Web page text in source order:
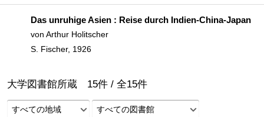
Das unruhige Asien : Reise durch Indien-China-Japan
von Arthur Holitscher
S. Fischer, 1926
大学図書館所蔵 15件 / 全15件
すべての地域
すべての図書館